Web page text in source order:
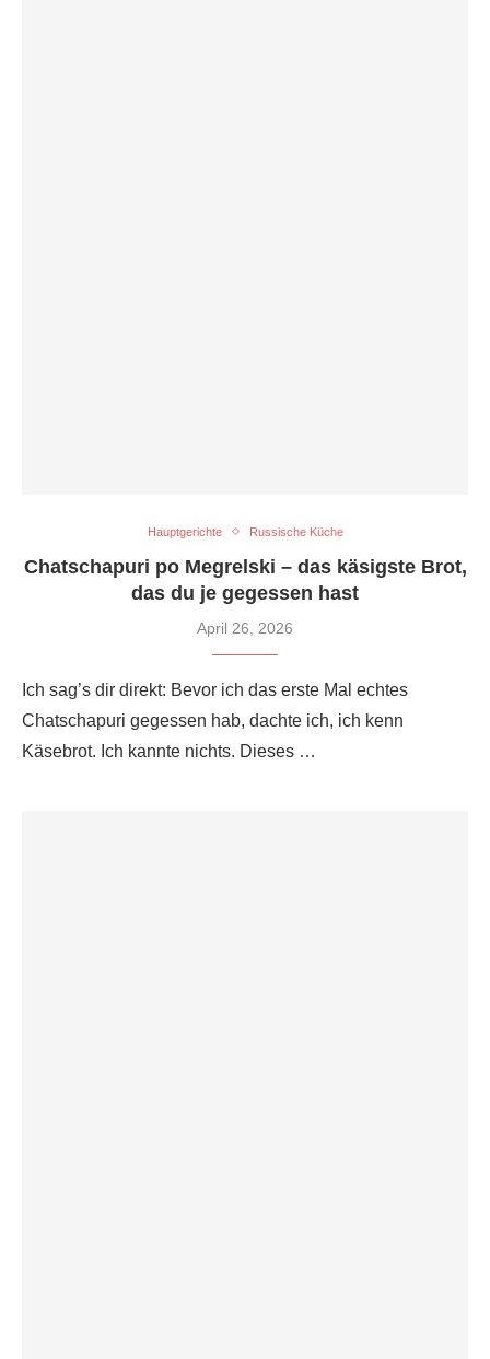
Hauptgerichte Russische Küche
Chatschapuri po Megrelski – das käsigste Brot,
das du je gegessen hast
April 26, 2026
Ich sag’s dir direkt: Bevor ich das erste Mal echtes
Chatschapuri gegessen hab, dachte ich, ich kenn
Käsebrot. Ich kannte nichts. Dieses …